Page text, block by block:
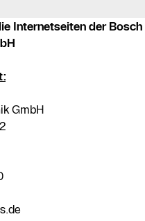
Internetseiten der Bosch
GmbH